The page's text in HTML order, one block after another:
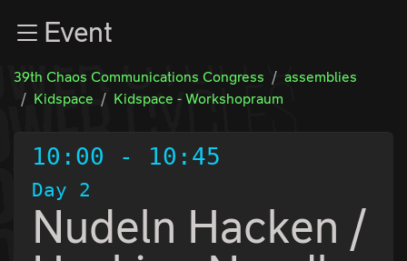
Zum InhaltEvent
39th Chaos Communications Congress
assemblies
Kidspace
Kidspace - Workshopraum
10:00 - 10:45
Day 2
Nudeln Hacken /